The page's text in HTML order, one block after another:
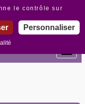
le contrôle sur
Personnaliser